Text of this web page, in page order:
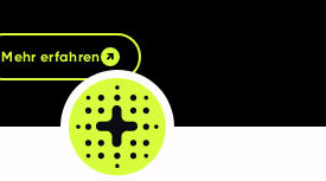
Mehr erfahren